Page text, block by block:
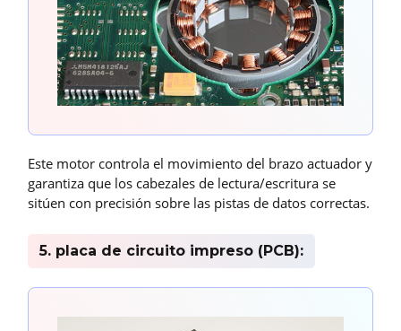
Este motor controla el movimiento del brazo actuador y
garantiza que los cabezales de lectura/escritura se
sitúen con precisión sobre las pistas de datos correctas.
5. placa de circuito impreso (PCB):